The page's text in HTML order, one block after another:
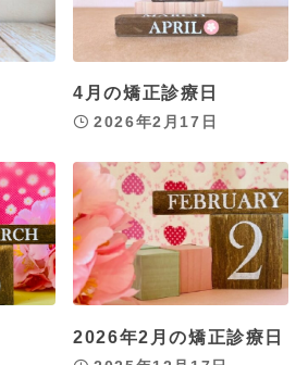
4月の矯正診療日
2026年2月17日
2026年2月の矯正診療日